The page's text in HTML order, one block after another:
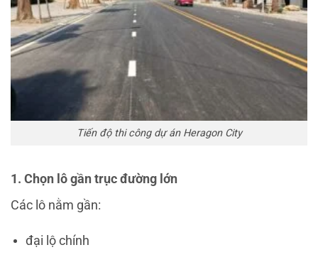
Tiến độ thi công dự án Heragon City
1. Chọn lô gần trục đường lớn
Các lô nằm gần:
đại lộ chính